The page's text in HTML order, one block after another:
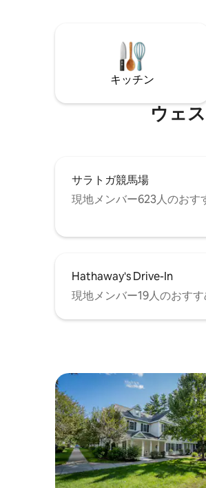
キッチン
ウェ
サラトガ競馬場
現地メンバー623人のおす
Hathaway's Drive-In
現地メンバー19人のおすす